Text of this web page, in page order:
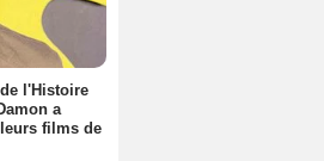
l'Histoire
a
films de